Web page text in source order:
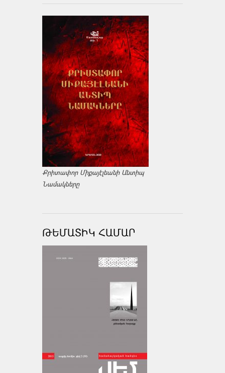
Քրիտափոր Միքայէլեանի Անտիպ
Նամակները
ԹԵՄԱՏԻԿ ՀԱՄԱՐ